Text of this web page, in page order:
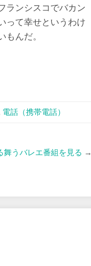
ランシスコでバカン
って幸せというわけ
んだ。
電話（携帯電話）
舞うバレエ番組を見る →